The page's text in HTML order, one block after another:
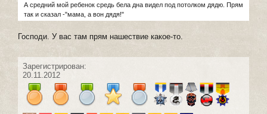
А средний мой ребенок средь бела дна видел под потолком дядю. Прям
так и сказал -"мама, а вон дядя!"
Господи. У вас там прям нашествие какое-то.
Зарегистрирован:
20.11.2012